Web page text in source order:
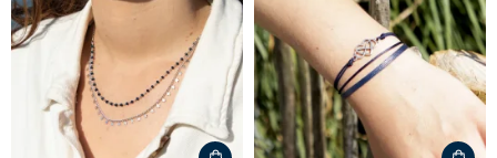
Ajouter
à
votre
liste
d'envies
à
votre
liste